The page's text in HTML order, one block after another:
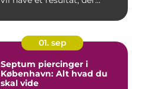
01. sep
Septum piercinger i
København: Alt hvad du
skal vide